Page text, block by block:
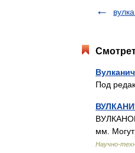
Под
мм.
Научно-